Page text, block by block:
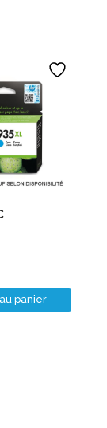
panier